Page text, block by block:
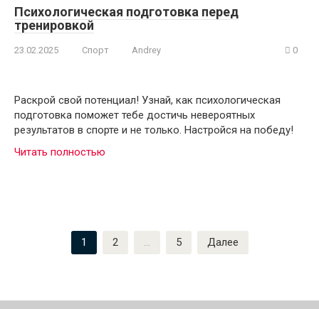
Психологическая подготовка перед
тренировкой
23.02.2025 Спорт Andrey 0
Раскрой свой потенциал! Узнай, как психологическая
подготовка поможет тебе достичь невероятных
результатов в спорте и не только. Настройся на победу!
Читать полностью
1 2 … 5 Далее